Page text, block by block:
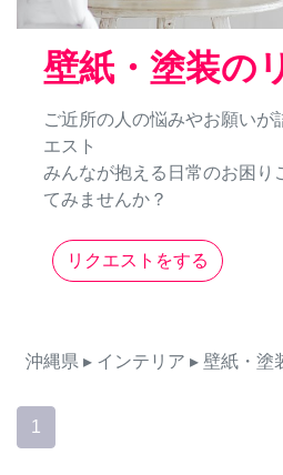
壁紙・塗装の
ご近所の人の悩みやお願いが
エスト
みんなが抱える日常のお困り
てみませんか？
リクエストをする
沖縄県 ▸ インテリア ▸ 壁紙・塗
1